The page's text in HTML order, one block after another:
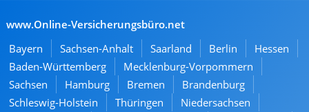
www.Online-Versicherungsbüro.net
Bayern
Sachsen-Anhalt Saarland Berlin
Hessen
Baden-Württemberg
Mecklenburg-Vorpommern
Sachsen
Hamburg Bremen
Brandenburg
Schleswig-Holstein
Thüringen
Niedersachsen